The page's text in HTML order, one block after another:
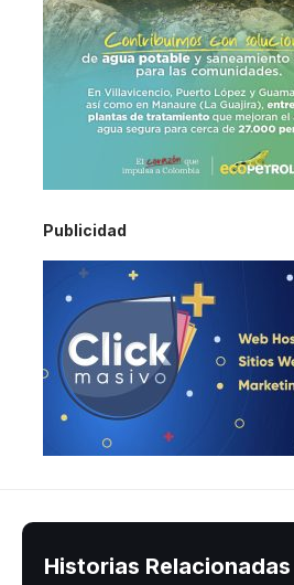
Publicidad
Historias Relacionadas